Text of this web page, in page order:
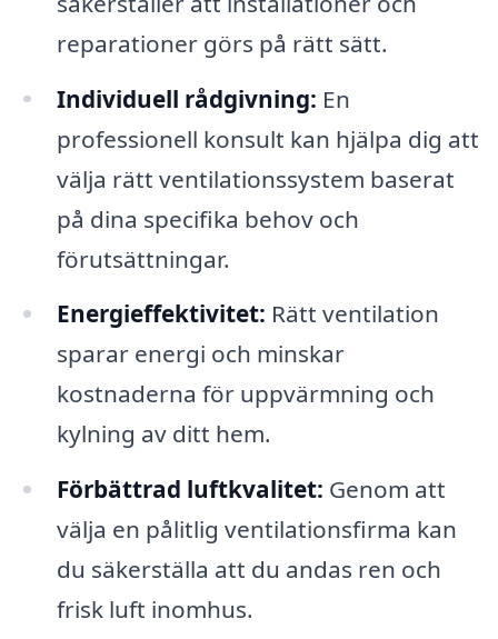
reparationer görs på rätt sätt.
Individuell rådgivning: En
professionell konsult kan hjälpa dig att
välja rätt ventilationssystem baserat
på dina specifika behov och
förutsättningar.
Energieffektivitet: Rätt ventilation
sparar energi och minskar
kostnaderna för uppvärmning och
kylning av ditt hem.
Förbättrad luftkvalitet: Genom att
välja en pålitlig ventilationsfirma kan
du säkerställa att du andas ren och
frisk luft inomhus.